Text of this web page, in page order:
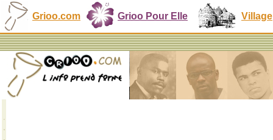
Grioo.com Grioo Pour Elle Village